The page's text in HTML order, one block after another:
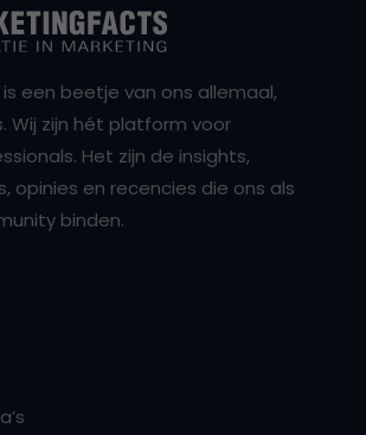
een beetje van ons allemaal,
Wij zijn hét platform voor
Het zijn de insights,
opinies en recencies die ons als
binden.